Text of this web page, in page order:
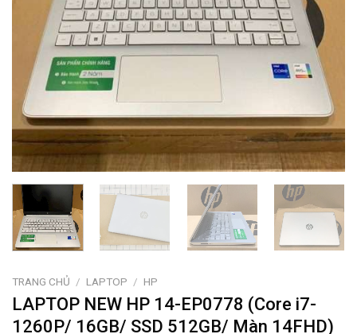
TRANG CHỦ / LAPTOP / HP
LAPTOP NEW HP 14-EP0778 (Core i7-
1260P/ 16GB/ SSD 512GB/ Màn 14FHD)